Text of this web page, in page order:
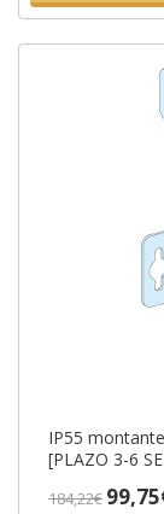
IP55
[PLAZO 3-6
184,22€